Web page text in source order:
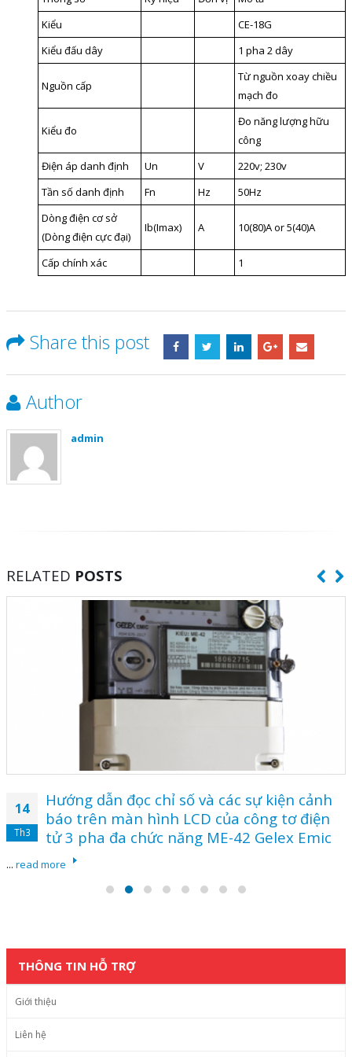
Kiểu
CE-18G
Kiểu đấu dây
1 pha 2 dây
Nguồn cấp
Từ nguồn xoay chiều
mạch đo
Kiểu đo
Đo năng lượng hữu
công
Điện áp danh định
Un V
220v; 230v
Tần số danh định
Fn Hz
50Hz
Dòng điện cơ sở
(Dòng điện cực đại)
Ib(Imax) A 10(80)A or 5(40)A
Cấp chính xác 1
Share this post
Author
admin
RELATED POSTS
14
Th3
Hướng dẫn đọc chỉ số và các sự kiện cảnh
báo trên màn hình LCD của công tơ điện
tử 3 pha đa chức năng ME-42 Gelex Emic
... read more
THÔNG TIN HỖ TRỢ
Giới thiệu
Liên hệ